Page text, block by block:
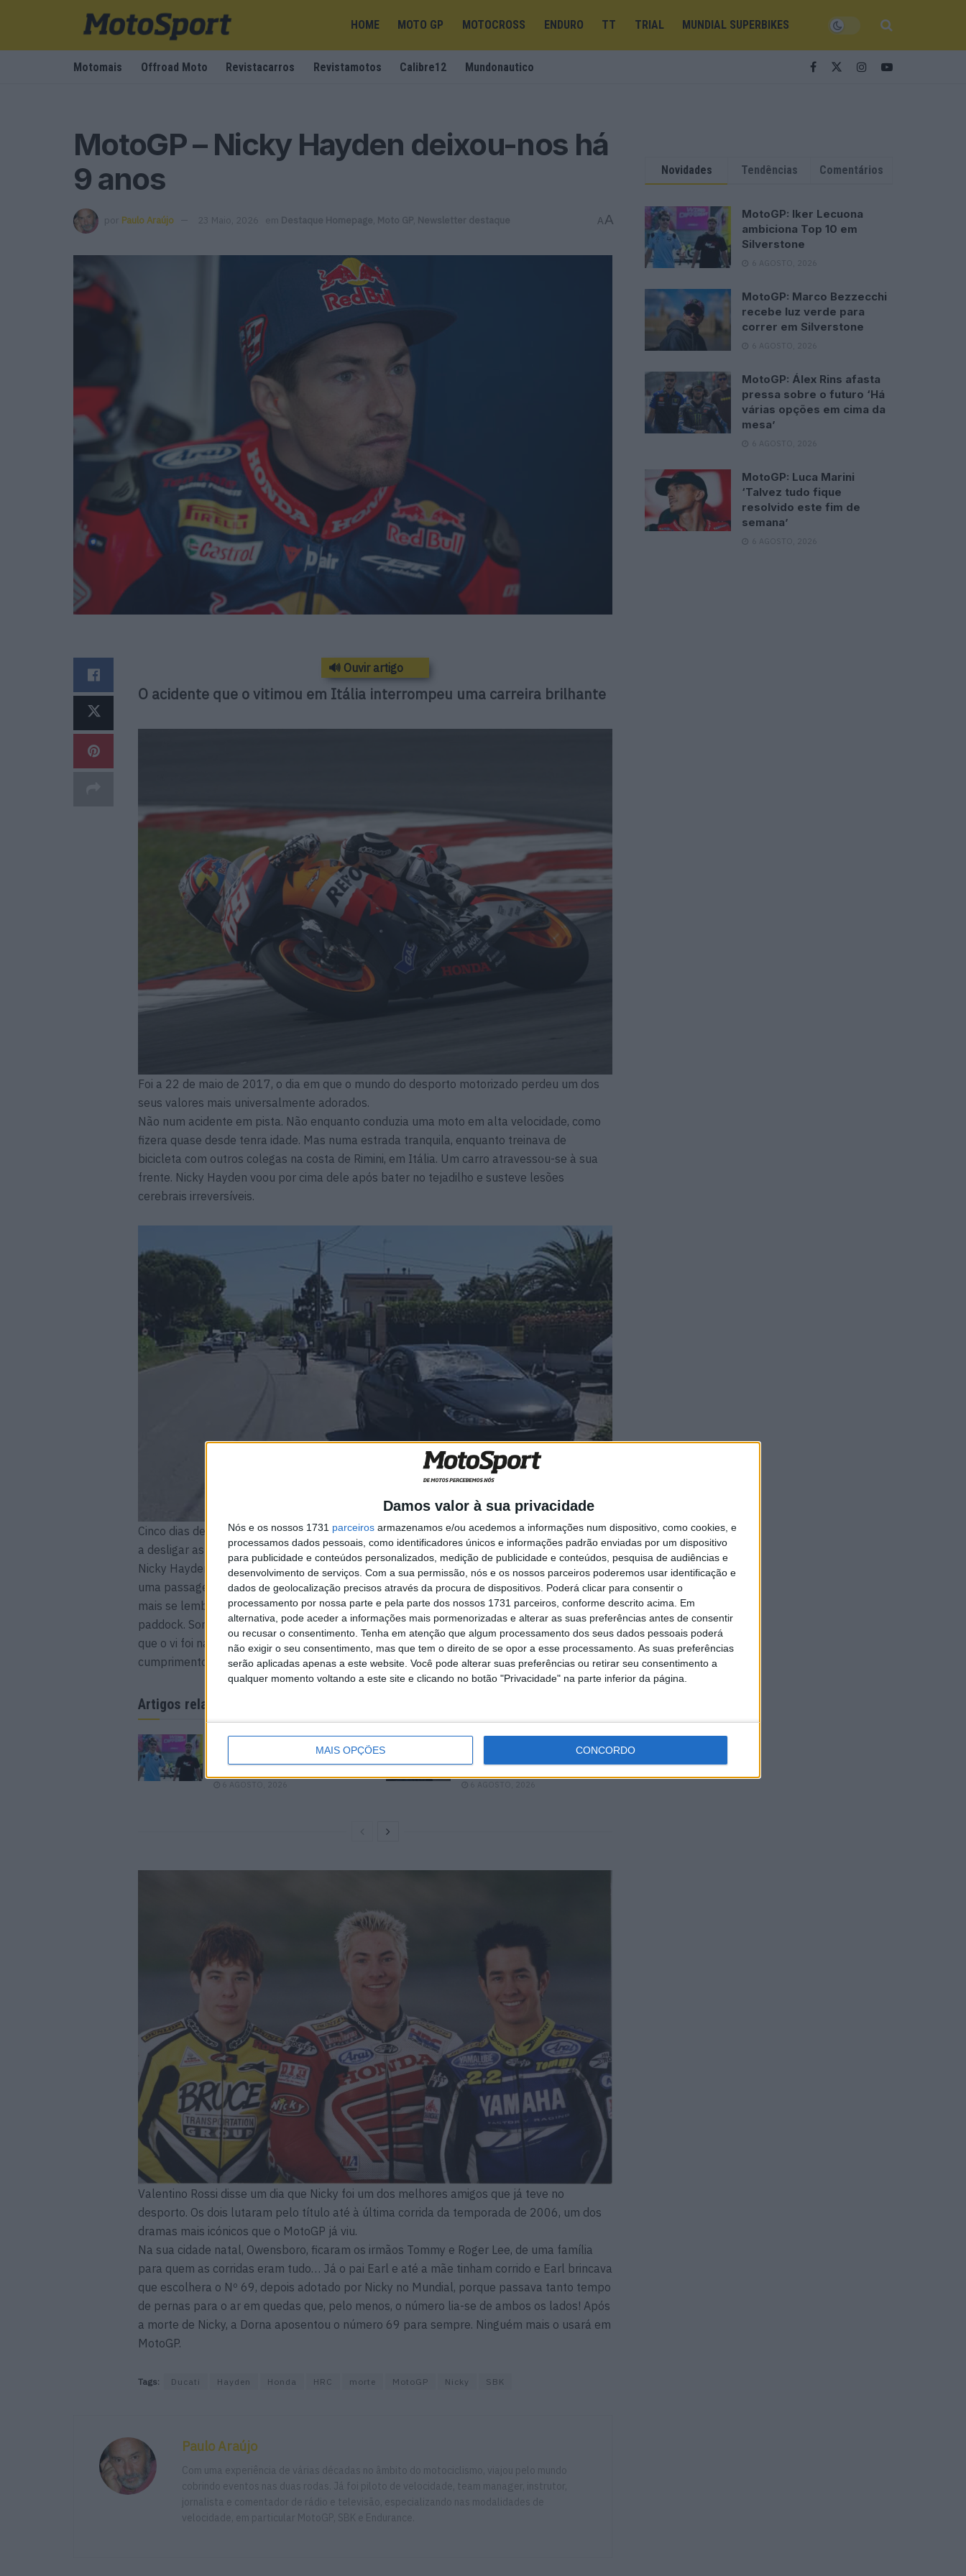
Damos valor à sua privacidade
Nós e os nossos 1731 parceiros armazenamos e/ou acedemos a informações num dispositivo, como cookies, e
processamos dados pessoais, como identificadores únicos e informações padrão enviadas por um dispositivo
para publicidade e conteúdos personalizados, medição de publicidade e conteúdos, pesquisa de audiências e
desenvolvimento de serviços. Com a sua permissão, nós e os nossos parceiros poderemos usar identificação e
dados de geolocalização precisos através da procura de dispositivos. Poderá clicar para consentir o
processamento por nossa parte e pela parte dos nossos 1731 parceiros, conforme descrito acima. Em
alternativa, pode aceder a informações mais pormenorizadas e alterar as suas preferências antes de consentir
ou recusar o consentimento. Tenha em atenção que algum processamento dos seus dados pessoais poderá
não exigir o seu consentimento, mas que tem o direito de se opor a esse processamento. As suas preferências
serão aplicadas apenas a este website. Você pode alterar suas preferências ou retirar seu consentimento a
qualquer momento voltando a este site e clicando no botão "Privacidade" na parte inferior da página.
MAIS OPÇÕES CONCORDO
HOME MOTO GP MOTOCROSS ENDURO TT TRIAL MUNDIAL SUPERBIKES
Motomais Offroad Moto Revistacarros Revistamotos Calibre12 Mundonautico
MotoGP – Nicky Hayden deixou-nos há
9 anos
por Paulo Araújo 23 Maio, 2026 em Destaque Homepage Moto GP Newsletter destaque AA
🔊 Ouvir artigo
O acidente que o vitimou em Itália interrompeu uma carreira brilhante
Foi a 22 de maio de 2017, o dia em que o mundo do desporto motorizado perdeu um dos
seus valores mais universalmente adorados.
Não num acidente em pista. Não enquanto conduzia uma moto em alta velocidade, como
fizera quase desde tenra idade. Mas numa estrada tranquila, enquanto treinava de
bicicleta com outros colegas na costa de Rimini, em Itália. Um carro atravessou-se à sua
frente. Nicky Hayden voou por cima dele após bater no tejadilho e susteve lesões
cerebrais irreversíveis.
Cinco dias depois, o pai, que tinha voado de Kentucky para estar ao lado do filho, aquiesceu
a desligar as máquinas e Nicky partiu. Tinha 35 anos.
Nicky Hayden, o “Kentucky Kid”, foi campeão do mundo de MotoGP em 2006, depois de
uma passagem com algum sucesso pelas SBK. Apenas um título. Mas o que as pessoas
mais se lembram de Nicky não é o troféu. Lembram-se de como ele se comportava no
paddock. Sorridente. Acolhedor. Humilde. Havia sempre tempo para todos. A última vez
que o vi foi na Feira de Milão no ano anterior. Iluminou-se num sorriso quando me viu e
cumprimentou-me com o sinal dos surfistas com o polegar e dedo mindinho: ‘Hey dude!’
Artigos relacionados
MotoGP: Iker Lecuona
ambiciona Top 10 em
Silverstone
6 AGOSTO, 2026
MotoGP: Marco Bezzecchi
recebe luz verde para correr
em Silverstone
6 AGOSTO, 2026
Valentino Rossi disse um dia que Nicky foi um dos melhores amigos que já teve no
desporto. Os dois lutaram pelo título até à última corrida da temporada de 2006, um dos
dramas mais icónicos que o MotoGP já viu.
Na sua cidade natal, Owensboro, ficaram os irmãos Tommy e Roger Lee, de uma família
para quem as corridas eram tudo… Já o pai Earl e até a mãe tinham corrido e Earl brincava
que escolhera o Nº 69, depois adotado por Nicky no Mundial, porque passava tanto tempo
de pernas para o ar em quedas que, pelo menos, o número lia-se de ambos os lados! Após
a morte de Nicky, a Dorna aposentou o número 69 para sempre. Ninguém mais o usará em
MotoGP.
Tags: Ducati Hayden Honda HRC morte MotoGP Nicky SBK
Paulo Araújo
Com uma experiência de várias décadas no âmbito do motociclismo, viajou pelo mundo
cobrindo eventos nas duas rodas. Já foi piloto de velocidade, team manager, instrutor,
jornalista e comentador de rádio e televisão, especializando nas modalidades de
velocidade, em particular MotoGP, SBK e Endurance.
Novidades Tendências Comentários
MotoGP: Iker Lecuona
ambiciona Top 10 em
Silverstone
6 AGOSTO, 2026
MotoGP: Marco Bezzecchi
recebe luz verde para
correr em Silverstone
6 AGOSTO, 2026
MotoGP: Álex Rins afasta
pressa sobre o futuro ‘Há
várias opções em cima da
mesa’
6 AGOSTO, 2026
MotoGP: Luca Marini
‘Talvez tudo fique
resolvido este fim de
semana’
6 AGOSTO, 2026